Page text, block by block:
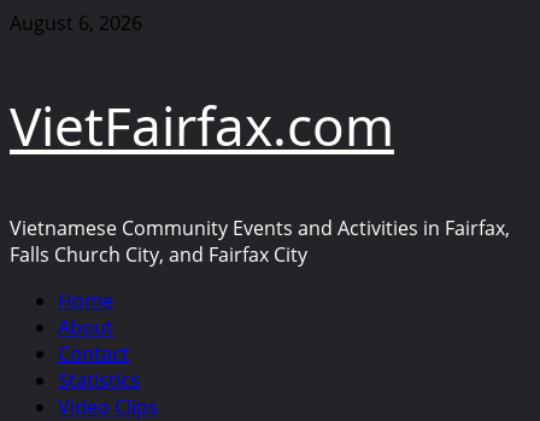
Skip
August 6, 2026
VietFairfax.com
Vietnamese Community Events and Activities in Fairfax,
Falls Church City, and Fairfax City
Primary
Menu
Home
About
Contact
Statistics
Video Clips